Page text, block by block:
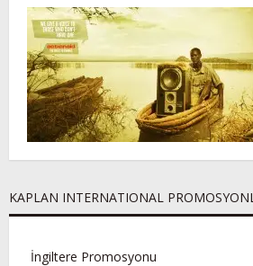
KAPLAN INTERNATIONAL
İngiltere Promosyonu